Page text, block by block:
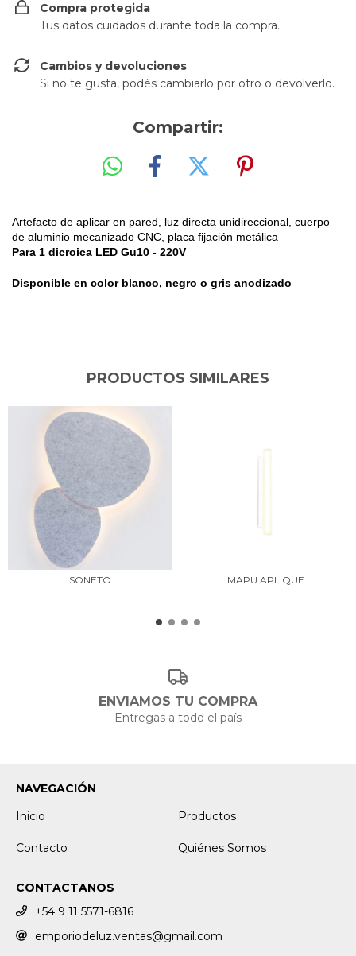
Compra protegida
Tus datos cuidados durante toda la compra.
Cambios y devoluciones
Si no te gusta, podés cambiarlo por otro o devolverlo.
Compartir:
Artefacto de aplicar en pared, luz directa unidireccional, cuerpo
de aluminio mecanizado CNC, placa fijación metálica
Para 1 dicroica LED Gu10 - 220V
Disponible en color blanco, negro o gris anodizado
PRODUCTOS SIMILARES
SONETO MAPU APLIQUE
ENVIAMOS TU COMPRA
Entregas a todo el país
NAVEGACIÓN
Inicio
Productos
Contacto Quiénes Somos
CONTACTANOS
+54 9 11 5571-6816
emporiodeluz.ventas@gmail.com